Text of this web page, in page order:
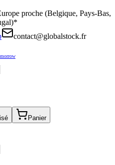
proche (Belgique, Pays-Bas,
contact@globalstock.fr
Panier